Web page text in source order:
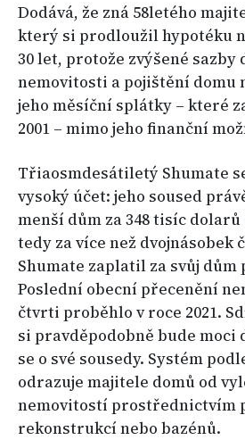
Dodává, že zná 58letého
který si prodloužil hypotéku
30 let, protože zvýšené sazby
nemovitosti a pojištění domu
jeho měsíční splátky – které
2001 – mimo jeho finanční
Třiaosmdesátiletý Shumate
vysoký účet: jeho soused
menší dům za 348 tisíc
tedy za více než dvojnásobek
Shumate zaplatil za svůj dům
Poslední obecní přecenění
čtvrti proběhlo v roce 2021.
si pravděpodobně bude moci
se o své sousedy. Systém
odrazuje majitele domů od
nemovitostí prostřednictvím
rekonstrukcí nebo bazénů.